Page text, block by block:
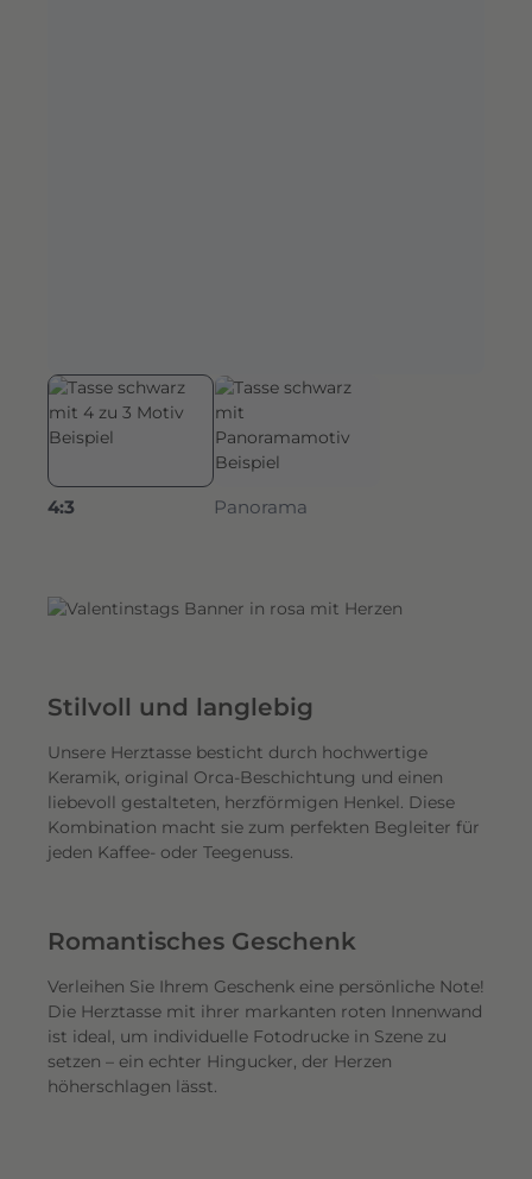
4:3 Panorama
Stilvoll und langlebig
Unsere Herztasse besticht durch hochwertige
Keramik, original Orca-Beschichtung und einen
liebevoll gestalteten, herzförmigen Henkel. Diese
Kombination macht sie zum perfekten Begleiter für
jeden Kaffee- oder Teegenuss.
Romantisches Geschenk
Verleihen Sie Ihrem Geschenk eine persönliche Note!
Die Herztasse mit ihrer markanten roten Innenwand
ist ideal, um individuelle Fotodrucke in Szene zu
setzen – ein echter Hingucker, der Herzen
höherschlagen lässt.